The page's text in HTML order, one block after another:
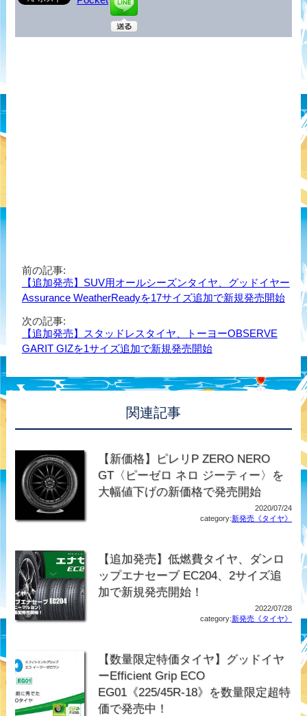
前の記事:
【追加発売】SUV用オールシーズンタイヤ、グッドイヤー
Assurance WeatherReadyを17サイズ追加で新規発売開始
次の記事:
【追加発売】スタッドレスタイヤ、トーヨーOBSERVE
GARIT GIZを1サイズ追加で新規発売開始
関連記事
【新価格】ピレリP ZERO NERO
GT〈ピーゼロ ネロ ジーティー〉を
大幅値下げの新価格で発売開始
2020/07/24
category:新発売《タイヤ》
【追加発売】低燃費タイヤ、ダンロ
ップエナセーブ EC204、2サイズ追
加で新規発売開始！
2022/07/28
category:新発売《タイヤ》
【数量限定特価タイヤ】グッドイヤ
ーEfficient Grip ECO
EG01《225/45R-18》を数量限定超特
価で発売中！